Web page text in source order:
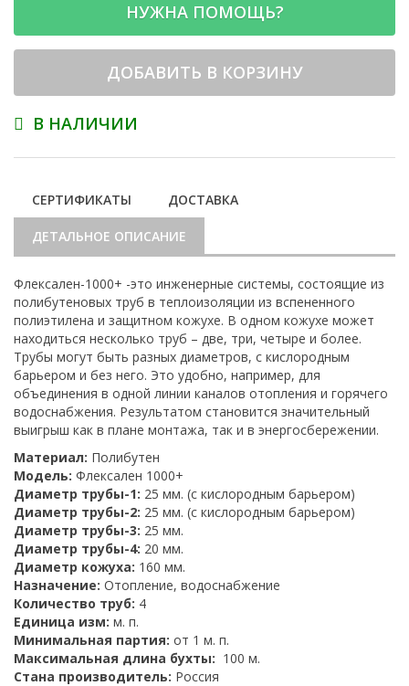
НУЖНА ПОМОЩЬ?
ДОБАВИТЬ В КОРЗИНУ
В НАЛИЧИИ
СЕРТИФИКАТЫ ДОСТАВКА
ДЕТАЛЬНОЕ ОПИСАНИЕ
Флексален-1000+ -это инженерные системы, состоящие из
полибутеновых труб в теплоизоляции из вспененного
полиэтилена и защитном кожухе. В одном кожухе может
находиться несколько труб – две, три, четыре и более.
Трубы могут быть разных диаметров, с кислородным
барьером и без него. Это удобно, например, для
объединения в одной линии каналов отопления и горячего
водоснабжения. Результатом становится значительный
выигрыш как в плане монтажа, так и в энергосбережении.
Материал: Полибутен
Модель: Флексален 1000+
Диаметр трубы-1: 25 мм. (с кислородным барьером)
Диаметр трубы-2: 25 мм. (с кислородным барьером)
Диаметр трубы-3: 25 мм.
Диаметр трубы-4: 20 мм.
Диаметр кожуха: 160 мм.
Назначение: Отопление, водоснабжение
Количество труб: 4
Единица изм: м. п.
Минимальная партия: от 1 м. п.
Максимальная длина бухты: 100 м.
Стана производитель: Россия